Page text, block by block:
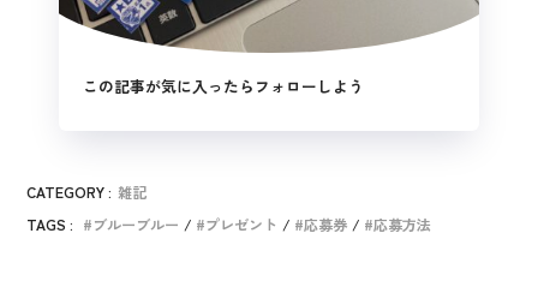
この記事が気に入ったらフォローしよう
CATEGORY : 雑記
TAGS :
ブルーブルー プレゼント 応募券 応募方法